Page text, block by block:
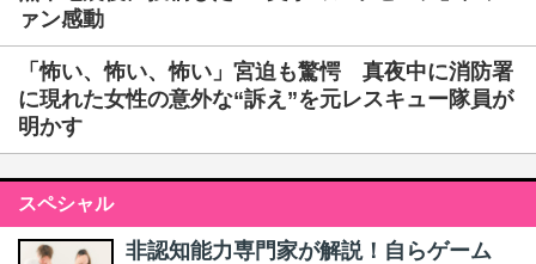
ァン感動
「怖い、怖い、怖い」宮迫も驚愕 真夜中に消防署
に現れた女性の意外な“訴え”を元レスキュー隊員が
明かす
スペシャル
非認知能力専門家が解説！自らゲーム